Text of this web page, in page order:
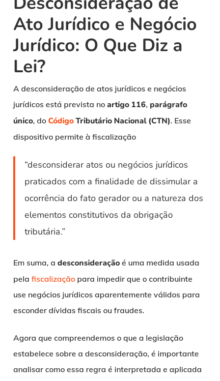
Ato Jurídico e Negócio
Jurídico: O Que Diz a
Lei?
A desconsideração de atos jurídicos e negócios
jurídicos está prevista no artigo 116, parágrafo
único, do CódigoTributário Nacional (CTN). Esse
dispositivo permite à fiscalização
“desconsiderar atos ou negócios jurídicos
praticados com a finalidade de dissimular a
ocorrência do fato gerador ou a natureza dos
elementos constitutivos da obrigação
tributária.”
Em suma, a desconsideraçãoé uma medida usada
pela fiscalizaçãopara impedir que o contribuinte
use negócios jurídicos aparentemente válidos para
esconder dívidas fiscais ou fraudes.
Agora que compreendemos o que a legislação
estabelece sobre a desconsideração, é importante
analisar como essa regra é interpretada e aplicada